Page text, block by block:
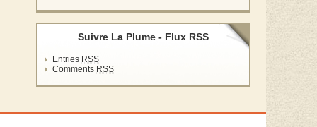
Suivre La Plume - Flux RSS
Entries RSS
Comments RSS